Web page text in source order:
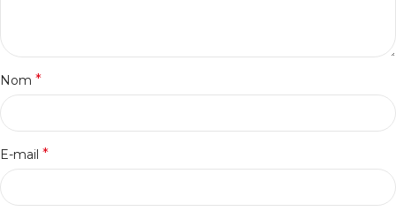
Nom *
E-mail *